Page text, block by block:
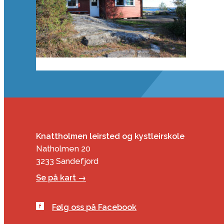
Knattholmen leirsted og kystleirskole
Natholmen 20
3233 Sandefjord
Se på kart →
Følg oss på Facebook